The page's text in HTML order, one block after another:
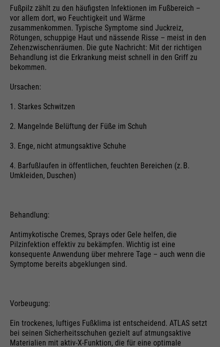
Zweck
Identifikation (nur für
Administratoren relevant).
Name
Anbieter
Laufzeit
Ende der Sitzung
Zweck
Dieser Cookie teilt der Webseite
mit, ob ein Besucher im Typo3-
Rechte besitzt diese zu verwalten.
Name
Anbieter
Sgalinski
Laufzeit
1 Monat
Name
__utmc
Anbieter
Google Analytics
Zweck
Cookie in Verbindung mit dem
Cookie __utmb verwendet, um
in einer neuen Sitzung / einem
Anbieter
Google Analytics
Laufzeit
6 Monate ab Setzen/Update
Name
__utmt
Name
1P_JAR
Anbieter
Name
HSID
Laufzeit
Zweck
Google verwendet sogenannte
SID- und HSID-Cookies, die die
Google-Konto-ID und den letzten
Cookies ermöglicht es Google,
viele Angriffsarten zu blockieren.
Fußpilz zählt zu den häufigsten Infektionen im Fußbereich –
vor allem dort, wo Feuchtigkeit und Wärme
zusammenkommen. Typische Symptome sind Juckreiz,
Rötungen, schuppige Haut und nässende Risse – meist in den
Zehenzwischenräumen. Die gute Nachricht: Mit der richtigen
Behandlung ist die Erkrankung meist schnell in den Griff zu
bekommen.
Ursachen:
1. Starkes Schwitzen
2. Mangelnde Belüftung der Füße im Schuh
3. Enge, nicht atmungsaktive Schuhe
4. Barfußlaufen in öffentlichen, feuchten Bereichen (z. B.
Umkleiden, Duschen)
Behandlung:
Antimykotische Cremes, Sprays oder Gele helfen, die
Pilzinfektion effektiv zu bekämpfen. Wichtig ist eine
konsequente Anwendung über mehrere Tage – auch wenn die
Symptome bereits abgeklungen sind.
Vorbeugung:
Ein trockenes, luftiges Fußklima ist entscheidend. ATLAS setzt
bei seinen Sicherheitsschuhen gezielt auf atmungsaktive
Materialien mit aktiv-X-Funktion, die für eine optimale